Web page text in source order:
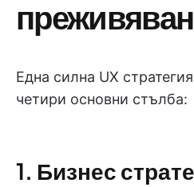
Една силна UX
четири основни стълба:
1. Бизнес